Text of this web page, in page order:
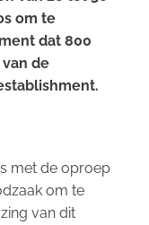
om te
dat 800
de
met de oproep
om te
van dit